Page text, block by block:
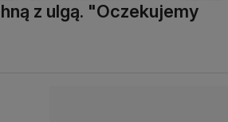
z ulgą. "Oczekujemy